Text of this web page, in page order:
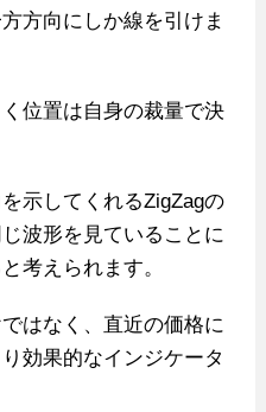
方向にしか線を引けま
位置は自身の裁量で決
示してくれるZigZagの
波形を見ていることに
考えられます。
はなく、直近の価格に
効果的なインジケータ